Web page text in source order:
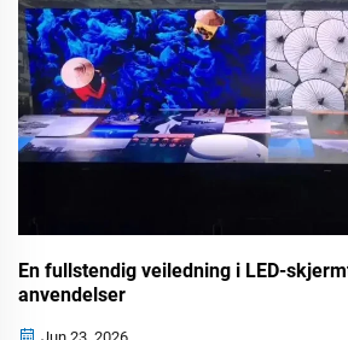
En fullstendig veiledning i LED-
anvendelser